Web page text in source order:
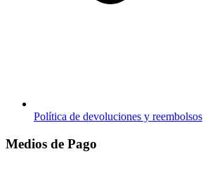
Política de devoluciones y reembolsos
Medios de Pago